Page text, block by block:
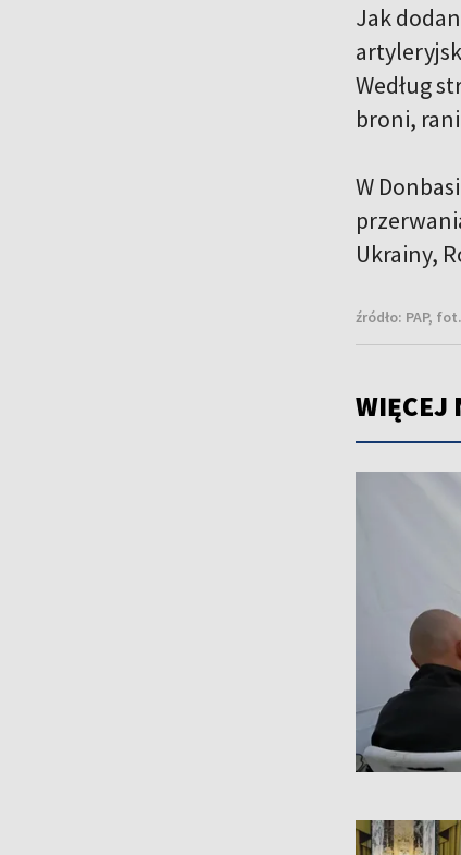
Jak
Według
broni,
W
Ukrainy,
źródło: PAP,
WIĘCEJ